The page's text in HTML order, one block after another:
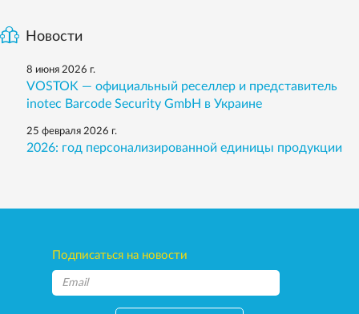
Новости
8 июня 2026 г.
VOSTOK — официальный реселлер и представитель
inotec Barcode Security GmbH в Украине
25 февраля 2026 г.
2026: год персонализированной единицы продукции
Подписаться на новости